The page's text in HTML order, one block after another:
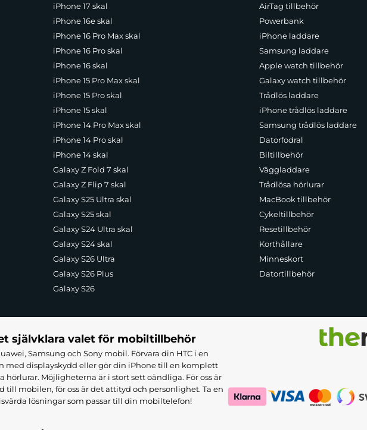
iPhone 17 skal
iPhone 16e skal
iPhone 16 Pro Max skal
iPhone 16 Pro skal
iPhone 16 skal
iPhone 15 Pro Max skal
iPhone 15 Pro skal
iPhone 15 skal
iPhone 14 Pro Max skal
iPhone 14 Pro skal
iPhone 14 skal
Galaxy Z Fold 7 skal
Galaxy Z Flip 7 skal
Galaxy S25 Ultra skal
Galaxy S25 skal
Galaxy S24 Ultra skal
Galaxy S24 skal
Galaxy S26 Ultra
Galaxy S26 Plus
Galaxy S26
AirTag tillbehör
Powerbank
iPhone laddare
Samsung laddare
Apple watch tillbehör
Galaxy watch tillbehör
Trådlös laddare
iPhone trådlös laddare
Samsung trådlös laddare
Datorfodral
Biltillbehör
Väggladdare
Trådlösa hörlurar
MacBook tillbehör
Cykeltillbehör
Resetillbehör
Korthållare
Minneskort
Datortillbehör
självklara valet för mobiltillbehör
Samsung och Sony mobil. Förvara din HTC i en
med displayskydd eller gör din iPhone till en komplett
Möjligheterna är i stort sett oändliga. För oss är
till mobilen, för oss är det attityd och personlighet. Ta en
lösningar som passar till din mobiltelefon!